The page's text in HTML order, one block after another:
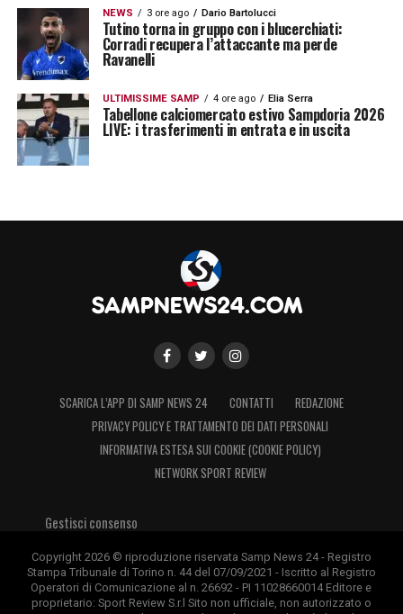
NEWS 3 ore ago Dario Bartolucci
Tutino torna in gruppo con i blucerchiati:
Corradi recupera l’attaccante ma perde
Ravanelli
ULTIMISSIME SAMP 4 ore ago Elia Serra
Tabellone calciomercato estivo Sampdoria 2026
LIVE: i trasferimenti in entrata e in uscita
SCARICA L’APP DI SAMP NEWS 24 CONTATTI
REDAZIONE
PRIVACY POLICY E TRATTAMENTO DEI DATI PERSONALI
INFORMATIVA ESTESA SUI COOKIE (COOKIE POLICY)
NETWORK SPORT REVIEW
Gestisci consenso
Copyright 2026 © riproduzione riservata Samp News 24 - Registro
Stampa Tribunale di Torino n. 44 del 07/09/2021 - Iscritto al Registro
Operatori di Comunicazione al n. 26692 - PI 11028660014 Editore e
proprietario: Sport Review S.r.l Sito non ufficiale, non autorizzato o